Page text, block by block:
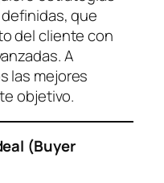
que
del cliente con
A
las mejores
objetivo.
(Buyer